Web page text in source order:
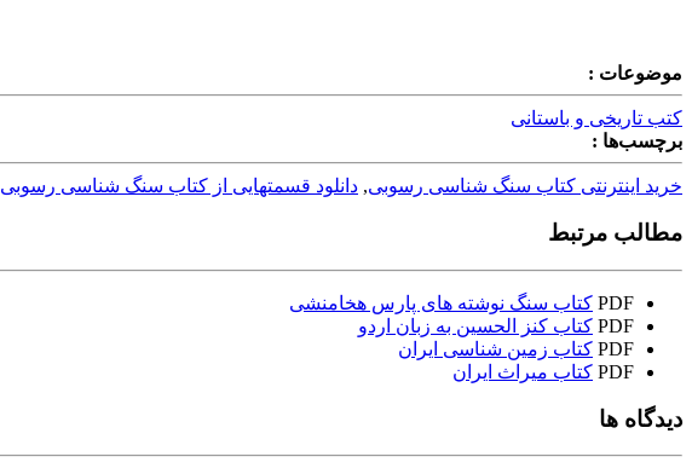
موضوعات :
کتب تاریخی و باستانی
برچسب‌ها :
خرید اینترنتی کتاب سنگ شناسی رسوبی, دانلود قسمتهایی از کتاب سنگ شناسی رسوبی
مطالب مرتبط
PDF کتاب سنگ نوشته های پارس هخامنشی
PDF کتاب کنز الحسین به زبان اردو
PDF کتاب زمین شناسی ایران
PDF کتاب میراث ایران
دیدگاه ها